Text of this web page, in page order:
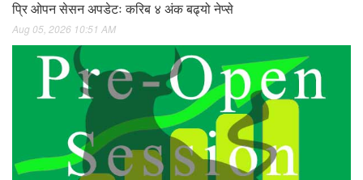
प्रि ओपन सेसन अपडेटः करिब ४ अंक बढ्यो नेप्से
Aug 05, 2026 10:51 AM